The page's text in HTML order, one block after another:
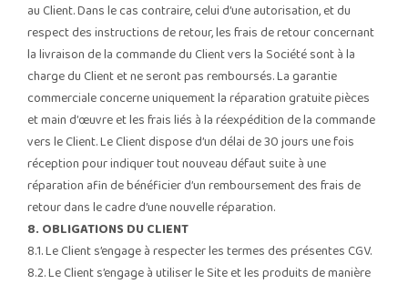
au Client. Dans le cas contraire, celui d’une autorisation, et du
respect des instructions de retour, les frais de retour concernant
la livraison de la commande du Client vers la Société sont à la
charge du Client et ne seront pas remboursés. La garantie
commerciale concerne uniquement la réparation gratuite pièces
et main d’œuvre et les frais liés à la réexpédition de la commande
vers le Client. Le Client dispose d’un délai de 30 jours une fois
réception pour indiquer tout nouveau défaut suite à une
réparation afin de bénéficier d’un remboursement des frais de
retour dans le cadre d’une nouvelle réparation.
8. OBLIGATIONS DU CLIENT
8.1. Le Client s’engage à respecter les termes des présentes CGV.
8.2. Le Client s’engage à utiliser le Site et les produits de manière